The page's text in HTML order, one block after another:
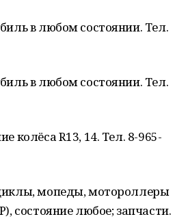
в любом состоянии. Тел.
в любом состоянии. Тел.
колёса R13, 14. Тел. 8-965-
мопеды, мотороллеры
состояние любое; запчасти.